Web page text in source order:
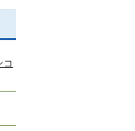
コ